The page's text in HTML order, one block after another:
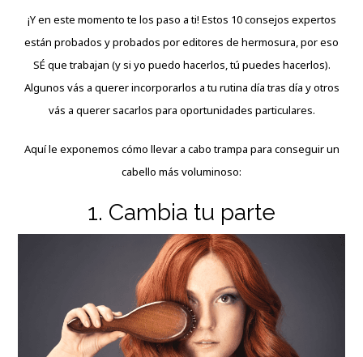
¡Y en este momento te los paso a ti! Estos 10 consejos expertos
están probados y probados por editores de hermosura, por eso
SÉ que trabajan (y si yo puedo hacerlos, tú puedes hacerlos).
Algunos vás a querer incorporarlos a tu rutina día tras día y otros
vás a querer sacarlos para oportunidades particulares.
Aquí le exponemos cómo llevar a cabo trampa para conseguir un
cabello más voluminoso:
1. Cambia tu parte